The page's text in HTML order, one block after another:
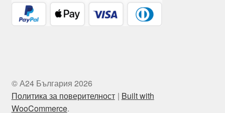
© А24 България 2026
Политика за поверителност
Built with
WooCommerce.